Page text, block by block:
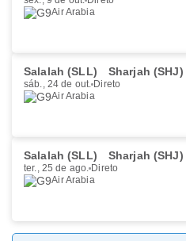
Air Arabia
Salalah (SLL) Sharjah (SHJ)
sáb., 24 de out. Direto
Air Arabia
Salalah (SLL) Sharjah (SHJ)
ter., 25 de ago. Direto
Air Arabia